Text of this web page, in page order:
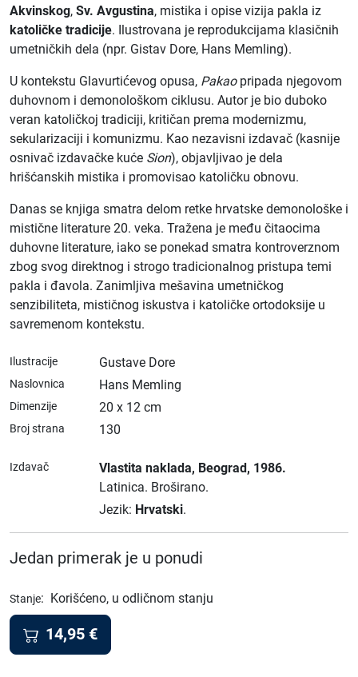
Akvinskog, Sv. Avgustina, mistika i opise vizija pakla iz
katoličke tradicije. Ilustrovana je reprodukcijama klasičnih
umetničkih dela (npr. Gistav Dore, Hans Memling).
U kontekstu Glavurtićevog opusa, Pakaopripada njegovom
duhovnom i demonološkom ciklusu. Autor je bio duboko
veran katoličkoj tradiciji, kritičan prema modernizmu,
sekularizaciji i komunizmu. Kao nezavisni izdavač (kasnije
osnivač izdavačke kuće Sion), objavljivao je dela
hrišćanskih mistika i promovisao katoličku obnovu.
Danas se knjiga smatra delom retke hrvatske demonološke i
mistične literature 20. veka. Tražena je među čitaocima
duhovne literature, iako se ponekad smatra kontroverznom
zbog svog direktnog i strogo tradicionalnog pristupa temi
pakla i đavola. Zanimljiva mešavina umetničkog
senzibiliteta, mističnog iskustva i katoličke ortodoksije u
savremenom kontekstu.
Ilustracije Gustave Dore
Naslovnica Hans Memling
Dimenzije 20 x 12 cm
Broj strana 130
Izdavač Vlastita naklada, Beograd, 1986.
Latinica. Broširano.
Jezik: Hrvatski.
Jedan primerak je u ponudi
Stanje: Korišćeno, u odličnom stanju
14,95 €